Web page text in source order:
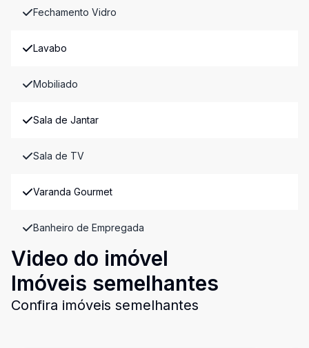
Fechamento Vidro
Lavabo
Mobiliado
Sala de Jantar
Sala de TV
Varanda Gourmet
Banheiro de Empregada
Video do imóvel
Imóveis semelhantes
Confira imóveis semelhantes